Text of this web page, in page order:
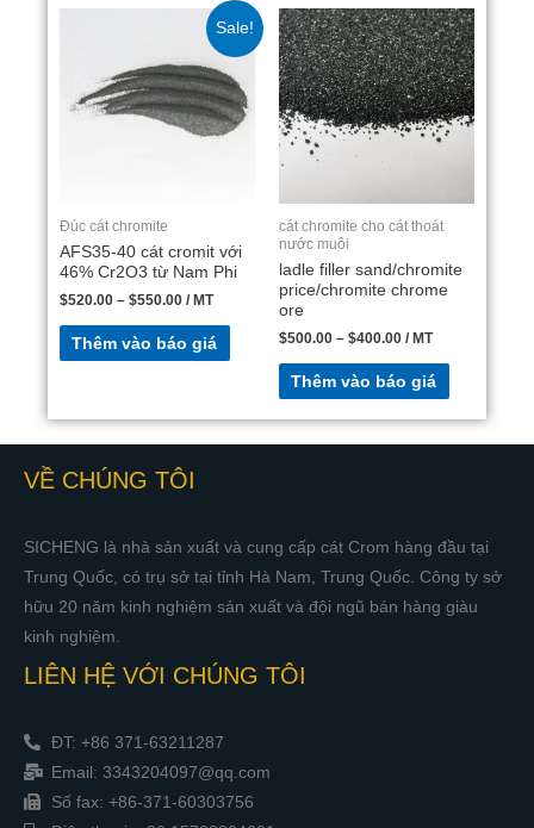
Sale!
Đúc cát chromite
AFS35-40 cát cromit với
46% Cr2O3 từ Nam Phi
$520.00 – $550.00 / MT
Thêm vào báo giá
cát chromite cho cát thoát
nước muôi
ladle filler sand/chromite
price/chromite chrome
ore
$500.00 – $400.00 / MT
Thêm vào báo giá
VỀ CHÚNG TÔI
SICHENG là nhà sản xuất và cung cấp cát Crom hàng đầu tại
Trung Quốc, có trụ sở tại tỉnh Hà Nam, Trung Quốc. Công ty sở
hữu 20 năm kinh nghiệm sản xuất và đội ngũ bán hàng giàu
kinh nghiệm.
LIÊN HỆ VỚI CHÚNG TÔI
ĐT: +86 371-63211287
Email: 3343204097@qq.com
Số fax: +86-371-60303756